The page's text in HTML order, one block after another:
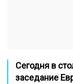
Сегодня в
заседание